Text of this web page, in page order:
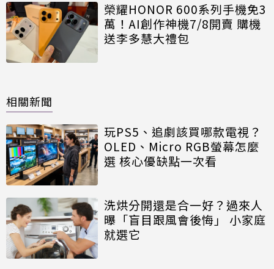
榮耀HONOR 600系列手機免3
萬！AI創作神機7/8開賣 購機
送李多慧大禮包
相關新聞
玩PS5、追劇該買哪款電視？
OLED、Micro RGB螢幕怎麼
選 核心優缺點一次看
洗烘分開還是合一好？過來人
曝「盲目跟風會後悔」 小家庭
就選它